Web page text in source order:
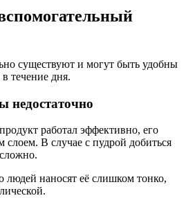
существуют и могут быть удобны
течение дня.
недостаточно
работал эффективно, его
В случае с пудрой добиться
людей наносят её слишком тонко,